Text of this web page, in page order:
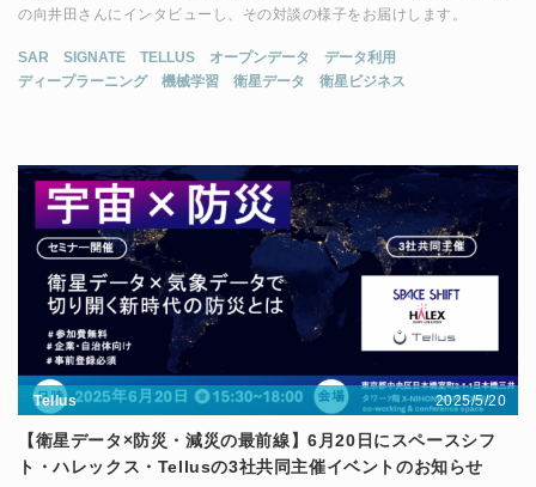
の向井田さんにインタビューし、その対談の様子をお届けします。
SAR SIGNATE TELLUS オープンデータ
データ利用
ディープラーニング
機械学習 衛星データ 衛星ビジネス
Tellus 2025/5/20
【衛星データ×防災・減災の最前線】6月20日にスペースシフ
ト・ハレックス・Tellusの3社共同主催イベントのお知らせ